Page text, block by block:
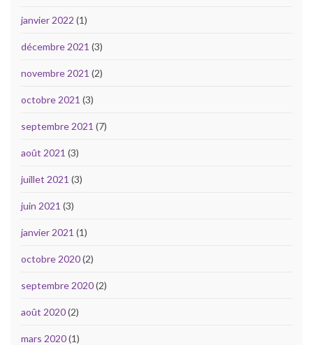
janvier 2022 (1)
décembre 2021 (3)
novembre 2021 (2)
octobre 2021 (3)
septembre 2021 (7)
août 2021 (3)
juillet 2021 (3)
juin 2021 (3)
janvier 2021 (1)
octobre 2020(2)
septembre 2020(2)
août 2020(2)
mars 2020(1)